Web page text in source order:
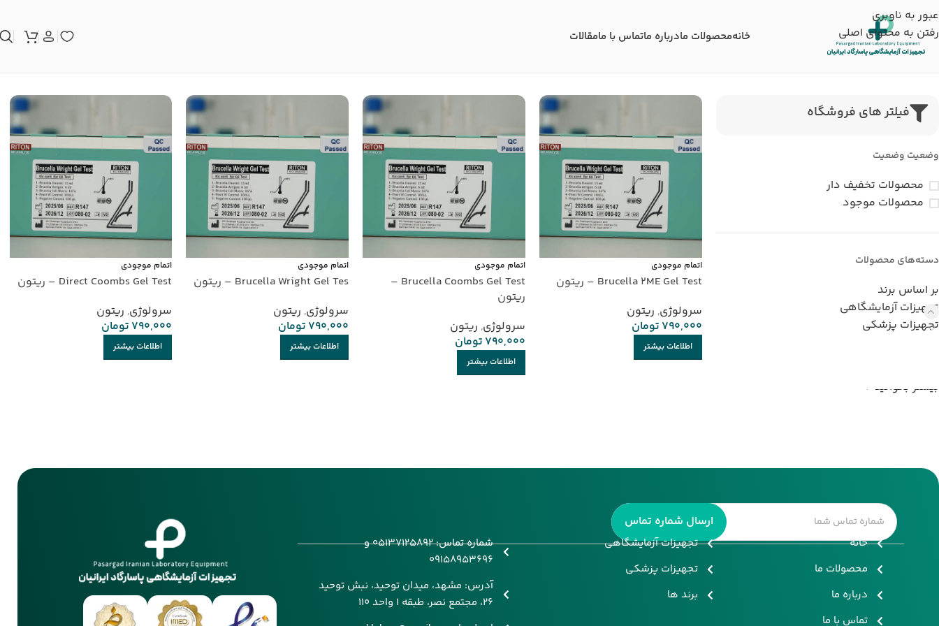
عبور به ناوبری
رفتن به محتوای اصلی
خانهمحصولات مادرباره ماتماس با مامقالات
فیلتر های فروشگاه
وضعیت وضعیت
محصولات تخفیف دار
محصولات موجود
دسته‌های محصولات
بر اساس برند
تجهیزات آزمایشگاهی
تجهیزات پزشکی
اتمام موجودی
Brucella 2ME Gel Test – ریتون
سرولوژی, ریتون
790,000 تومان
اطلاعات بیشتر
اتمام موجودی
Brucella Coombs Gel Test –
ریتون
سرولوژی, ریتون
790,000 تومان
اطلاعات بیشتر
اتمام موجودی
Brucella Wright Gel Tes – ریتون
سرولوژی, ریتون
790,000 تومان
اطلاعات بیشتر
اتمام موجودی
Direct Coombs Gel Test – ریتون
سرولوژی, ریتون
790,000 تومان
اطلاعات بیشتر
بیشتر بخوانید
خانه
محصولات ما
درباره ما
تماس با ما
تجهیزات آزمایشگاهی
تجهیزات پزشکی
برند ها
شماره تماس: 05137125892 و
09158953696
آدرس: مشهد، میدان توحید، نبش توحید
26، مجتمع نصر، طبقه 1 واحد 110